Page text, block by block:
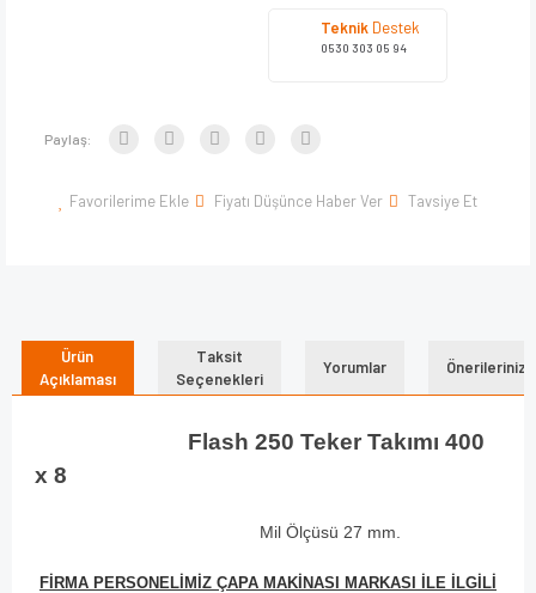
Teknik Destek
0530 303 05 94
Paylaş:
Favorilerime Ekle Fiyatı Düşünce Haber Ver Tavsiye Et
Ürün
Açıklaması
Taksit
Seçenekleri
Yorumlar Önerileriniz
Flash 250 Teker Takımı 400
x 8
Mil Ölçüsü 27 mm.
FİRMA PERSONELİMİZ ÇAPA MAKİNASI MARKASI İLE İLGİLİ